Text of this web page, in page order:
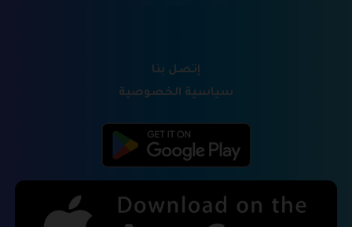
إتصل بنا
سياسية الخصوصية